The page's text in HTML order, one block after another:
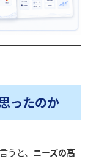
ったのか
と、 ニーズの高